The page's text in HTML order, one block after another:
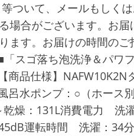
ついて、メールもしく
場合がございます。お届
ます。お届けの時間のご
スゴ落ち泡洗浄＆パワフ
品仕様】NAFW10K2N
呂水ポンプ：○（ホー
燥：131L消費電力 洗
運転時間 洗濯：34